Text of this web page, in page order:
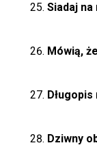
Siadaj na
Mówią,
Dziwny